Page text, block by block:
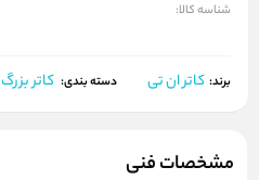
شناسه کالا:
برند: کاتر ان تی دسته بندی: کاتر بزرگ
مشخصات فنی